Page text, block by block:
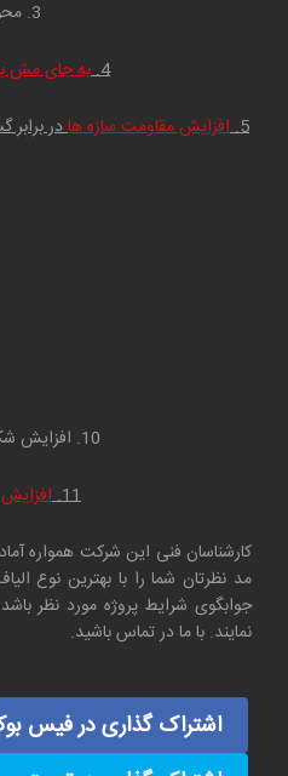
3. محوطه کانتینرها، سیلو و انبار در بنادر
4. به جای مش
5. افزایش مقاومت سازه هادر
10. افزایش شکل پذیری و انرژی پذیری سازه ها
11.
کارشناسان فنی این شرکت همواره
مد نظرتان شما را با بهترین نوع
جوابگوی شرایط پروژه مورد نظر
نمایند. با ما در تماس باشید.
اشتراک گذاری در فیس